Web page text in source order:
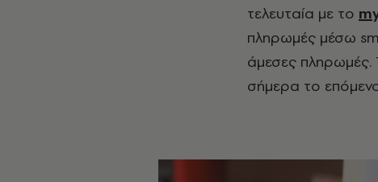
τελευταία με το
πληρωμές μέσω
άμεσες πληρωμές.
σήμερα το